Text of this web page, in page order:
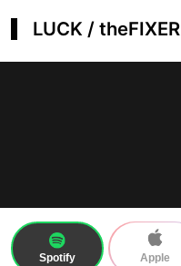
LUCK / theFIXER
Spotify Apple